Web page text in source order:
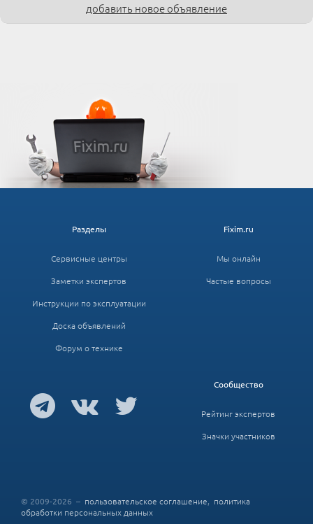
добавить новое объявление
Fixim.ru
Мы онлайн
Частые вопросы
Разделы
Сервисные центры
Заметки экспертов
Инструкции по эксплуатации
Доска объявлений
Форум о технике
Сообщество
Рейтинг экспертов
Значки участников
© 2009-2026 – пользовательское соглашение, политика
обработки персональных данных